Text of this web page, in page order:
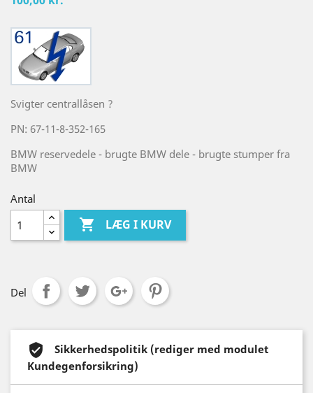
Svigter centrallåsen ?
PN: 67-11-8-352-165
BMW reservedele - brugte BMW dele - brugte stumper fra
BMW
Antal
 LÆG I KURV
Del
Sikkerhedspolitik (rediger med modulet
Kundegenforsikring)